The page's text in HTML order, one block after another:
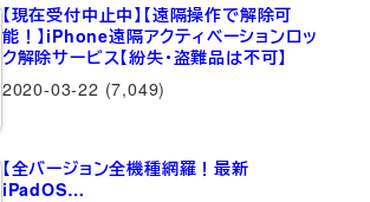
【現在受付中止中】【遠隔操作で解除可
能！】iPhone遠隔アクティベーションロッ
ク解除サービス【紛失・盗難品は不可】
2020-03-22 (7,049)
【全バージョン全機種網羅！最新
iPadOS…